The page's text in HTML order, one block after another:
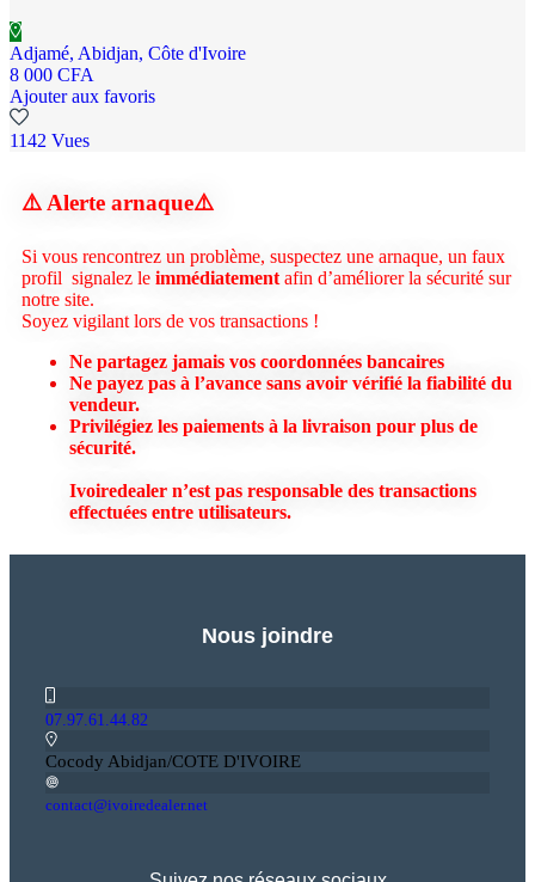
Adjamé, Abidjan, Côte d'Ivoire
8 000 CFA
Ajouter aux favoris
1142 Vues
⚠️ Alerte arnaque⚠️
Si vous rencontrez un problème, suspectez une arnaque, un faux
profil signalez le immédiatement afin d’améliorer la sécurité sur
notre site.
Soyez vigilant lors de vos transactions !
Ne partagez jamais vos coordonnées bancaires
Ne payez pas à l’avance sans avoir vérifié la fiabilité du
vendeur.
Privilégiez les paiements à la livraison pour plus de
sécurité.
Ivoiredealer n’est pas responsable des transactions
effectuées entre utilisateurs.
Nous joindre
07.97.61.44.82
Cocody Abidjan/COTE D'IVOIRE
contact@ivoiredealer.net